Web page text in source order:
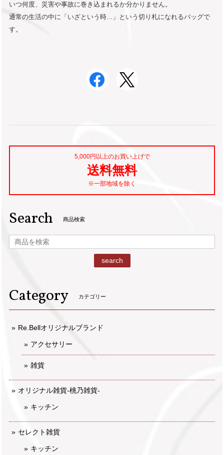
いつ何度、災害や事故に巻き込まれるか分かりません。
通常の生活の中に「いざという時...」という切り札になれるバッグで
す。
5,000円以上のお買い上げで
送料無料
※一部地域を除く
Search 商品検索
search
Category カテゴリー
Re.Bellオリジナルブランド
アクセサリー
雑貨
オリジナル雑貨-桃乃雑貨-
キッチン
セレクト雑貨
キッチン